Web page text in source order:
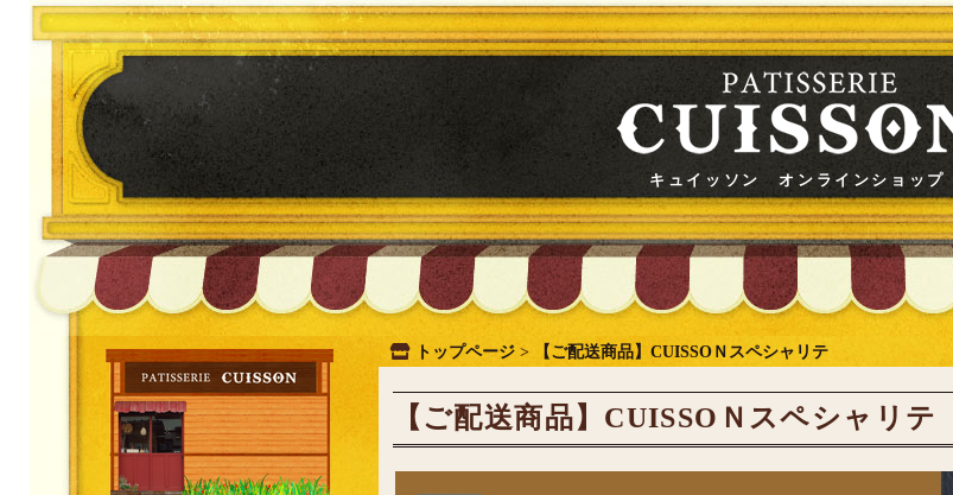
キュイッソン オンラインショップ
トップページ> 【ご配送商品】CUISSOＮスペシャリテ
【ご配送商品】CUISSOＮスペシャリテ